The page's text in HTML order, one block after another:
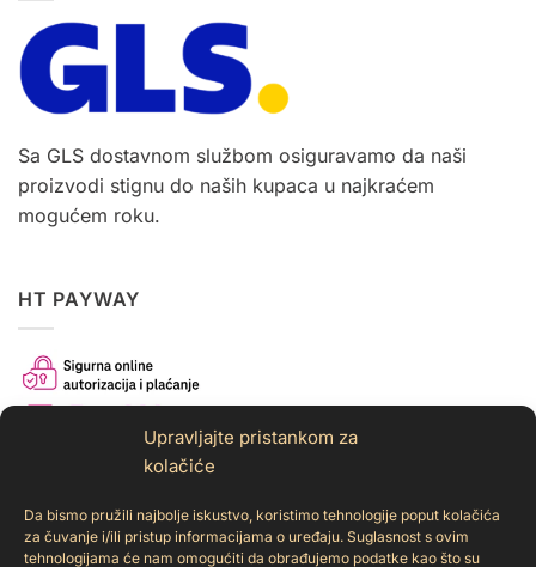
Upravljajte pristankom za
kolačiće
Da bismo pružili najbolje iskustvo, koristimo tehnologije poput kolačića
za čuvanje i/ili pristup informacijama o uređaju. Suglasnost s ovim
tehnologijama će nam omogućiti da obrađujemo podatke kao što su
Sa GLS dostavnom službom osiguravamo da naši
proizvodi stignu do naših kupaca u najkraćem
mogućem roku.
HT PAYWAY